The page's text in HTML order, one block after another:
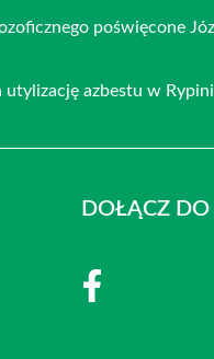
poświęcone
azbestu w
DOŁĄCZ DO